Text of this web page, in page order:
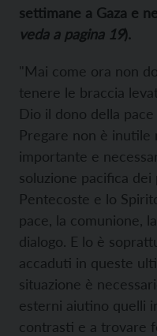
settimane a Gaza e
veda a pagina 19).
"Mai come ora non
tenere le braccia
Dio il dono della
Pregare non è inutile
importante e
soluzione pacifica
Pentecoste e lo
pace, la comunione,
dialogo. E lo è
accaduti in queste
situazione è
esterni aiutino quelli
contrasti e a trovare